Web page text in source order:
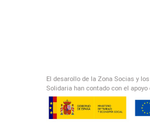
El desarollo de la Zona Socias y
Solidaria han contado con el apoyo